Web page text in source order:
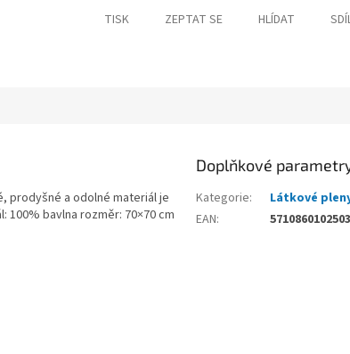
TISK ZEPTAT SE HLÍDAT
prodyšné a odolné materiál je
bavlna rozměr: 70×70 cm
Doplňkové
Kategorie:
Látkové
EAN: 5710860102503